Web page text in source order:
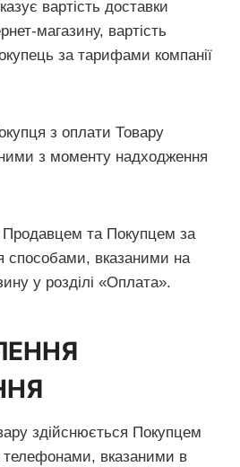
вартість доставки
магазину, вартість
за тарифами компанії
з оплати Товару
з моменту надходження
Продавцем та Покупцем за
способами, вказаними на
у розділі «Оплата».
здійснюється Покупцем
телефонами, вказаними в